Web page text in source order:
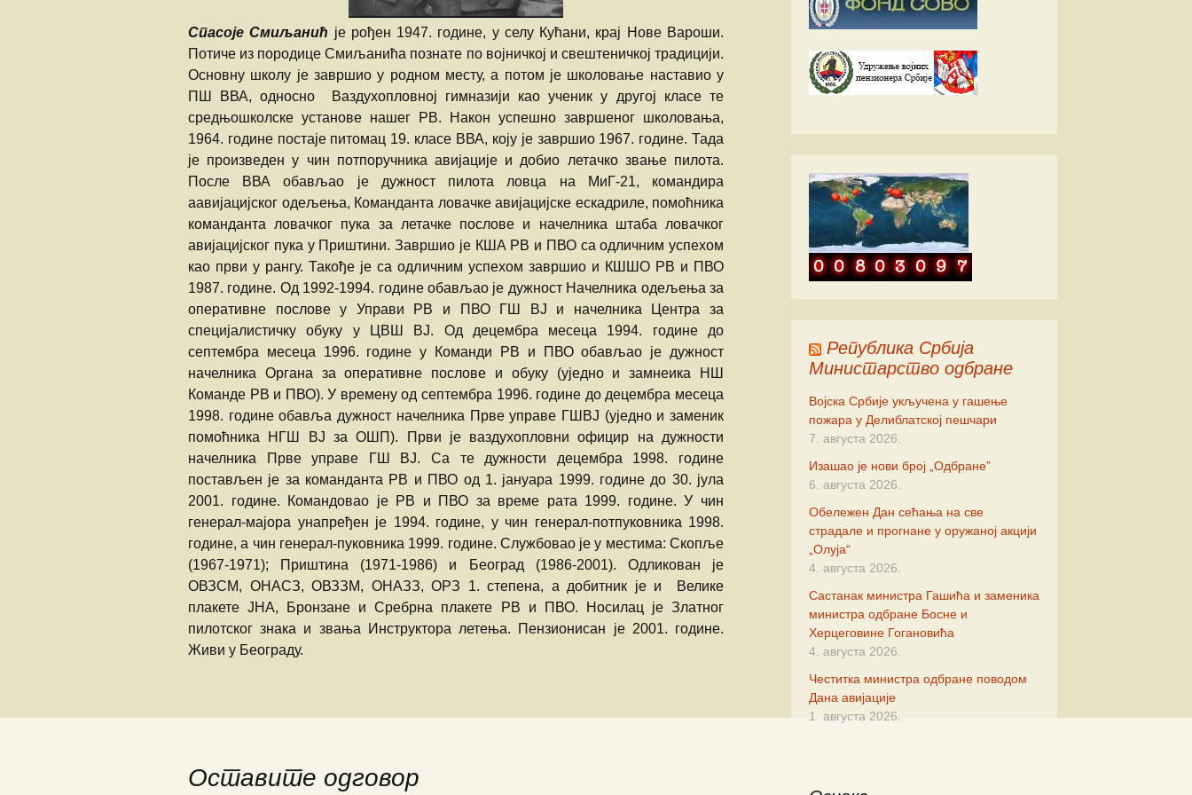
ПАЈПЕР Па-34
СЕНЕКА
ХТ-40 Ми-8/17
ХН-47 Ми-24В
Х(Н)-42/5(М)-ГАЗЕЛА
РВ и ПВО Српске
војске Крајине
Сви смо ми
падобранци…
Путник по ургенцији
„ОДОЗГО“…
Удар лоптасте муње
„РУНДИЋЕВА
СУПРУГА“
НОЋ УДАРА
Данко Боројевић:
АВИЈАЦИЈА
РЕПУБЛИКЕ СРПСКЕ
КРАЈИНЕ У РАТУ
1992-1995
Франце Пирц
Зденко Улепић
Виктор Бубањ
Милан Симовић
Енвер Ћемаловић
Стеван Роглић
Антон Тус
Звонко Јурјевић
Божидар Стевановић
Милоје Павловић
Љубиша Величковић
Славко Бига
Спасоје Смиљанић
Бранислав Петровић
Владимир Старчевић
Владан Марјановић
Спасоје Смиљанић је рођен 1947. године, у селу Кућани, крај Нове Вароши.
Потиче из породице Смиљанића познате по војничкој и свештеничкој традицији.
Основну школу је завршио у родном месту, а потом је школовање наставио у
ПШ ВВА, односно Ваздухопловној гимназији као ученик у другој класе те
средњошколске установе нашег РВ. Након успешно завршеног школовања,
1964. године постаје питомац 19. класе ВВА, коју је завршио 1967. године. Тада
је произведен у чин потпоручника авијације и добио летачко звање пилота.
После ВВА обављао је дужност пилота ловца на МиГ-21, командира
аавијацијског одељења, Команданта ловачке авијацијске ескадриле, помоћника
команданта ловачког пука за летачке послове и начелника штаба ловачког
авијацијског пука у Приштини. Завршио је КША РВ и ПВО са одличним успехом
као први у рангу. Такође је са одличним успехом завршио и КШШО РВ и ПВО
1987. године. Од 1992-1994. године обављао је дужност Начелника одељења за
оперативне послове у Управи РВ и ПВО ГШ ВЈ и начелника Центра за
специјалистичку обуку у ЦВШ ВЈ. Од децембра месеца 1994. године до
септембра месеца 1996. године у Команди РВ и ПВО обављао је дужност
начелника Органа за оперативне послове и обуку (уједно и замнеика НШ
Команде РВ и ПВО). У времену од септембра 1996. године до децембра месеца
1998. године обавља дужност начелника Прве управе ГШВЈ (уједно и заменик
помоћника НГШ ВЈ за ОШП). Први је ваздухопловни официр на дужности
начелника Прве управе ГШ ВЈ. Са те дужности децембра 1998. године
постављен је за команданта РВ и ПВО од 1. јануара 1999. године до 30. јула
2001. године. Командовао је РВ и ПВО за време рата 1999. године. У чин
генерал-мајора унапређен је 1994. године, у чин генерал-потпуковника 1998.
године, а чин генерал-пуковника 1999. године. Службовао је у местима: Скопље
(1967-1971); Приштина (1971-1986) и Београд (1986-2001). Одликован је
ОВЗСМ, ОНАСЗ, ОВЗЗМ, ОНАЗЗ, ОРЗ 1. степена, а добитник је и Велике
плакете ЈНА, Бронзане и Сребрна плакете РВ и ПВО. Носилац је Златног
пилотског знака и звања Инструктора летења. Пензионисан је 2001. године.
Живи у Београду.
Оставите одговор
Република Србија
Министарство одбране
Војска Србије укључена у гашење
пожара у Делиблатској пешчари
7. августа 2026.
Изашао је нови број „Одбране”
6. августа 2026.
Обележен Дан сећања на све
страдале и прогнане у оружаној акцији
„Олуја“
4. августа 2026.
Састанак министра Гашића и заменика
министра одбране Босне и
Херцеговине Гогановића
4. августа 2026.
Честитка министра одбране поводом
Дана авијације
1. августа 2026.